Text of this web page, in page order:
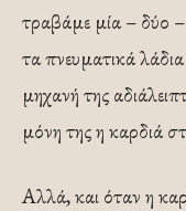
τραβάμε μία – δύο
τα πνευματικά
μηχανή της
μόνη της η καρδιά
Αλλά, και όταν η